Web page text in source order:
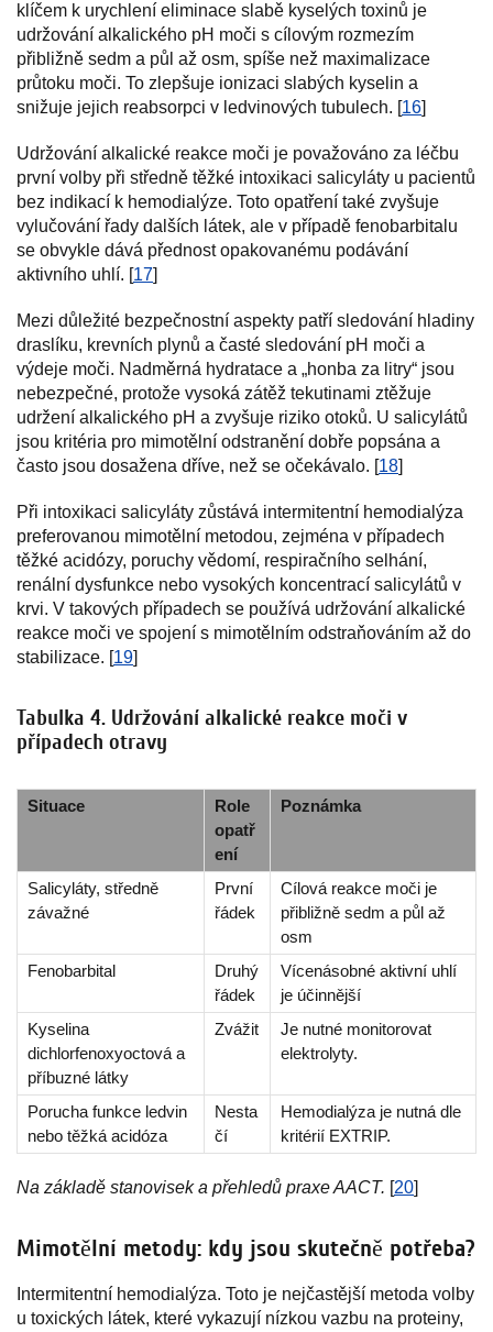
klíčem k urychlení eliminace slabě kyselých toxinů je
udržování alkalického pH moči s cílovým rozmezím
přibližně sedm a půl až osm, spíše než maximalizace
průtoku moči. To zlepšuje ionizaci slabých kyselin a
snižuje jejich reabsorpci v ledvinových tubulech. [16]
Udržování alkalické reakce moči je považováno za léčbu
první volby při středně těžké intoxikaci salicyláty u pacientů
bez indikací k hemodialýze. Toto opatření také zvyšuje
vylučování řady dalších látek, ale v případě fenobarbitalu
se obvykle dává přednost opakovanému podávání
aktivního uhlí. [17]
Mezi důležité bezpečnostní aspekty patří sledování hladiny
draslíku, krevních plynů a časté sledování pH moči a
výdeje moči. Nadměrná hydratace a „honba za litry“ jsou
nebezpečné, protože vysoká zátěž tekutinami ztěžuje
udržení alkalického pH a zvyšuje riziko otoků. U salicylátů
jsou kritéria pro mimotělní odstranění dobře popsána a
často jsou dosažena dříve, než se očekávalo. [18]
Při intoxikaci salicyláty zůstává intermitentní hemodialýza
preferovanou mimotělní metodou, zejména v případech
těžké acidózy, poruchy vědomí, respiračního selhání,
renální dysfunkce nebo vysokých koncentrací salicylátů v
krvi. V takových případech se používá udržování alkalické
reakce moči ve spojení s mimotělním odstraňováním až do
stabilizace. [19]
Tabulka 4. Udržování alkalické reakce moči v
případech otravy
Situace
Role
opatř
ení
Poznámka
Salicyláty, středně
závažné
První
řádek
Cílová reakce moči je
přibližně sedm a půl až
osm
Fenobarbital
Druhý
řádek
Vícenásobné aktivní uhlí
je účinnější
Kyselina
dichlorfenoxyoctová a
příbuzné látky
Zvážit
Je nutné monitorovat
elektrolyty.
Porucha funkce ledvin
nebo těžká acidóza
Nesta
čí
Hemodialýza je nutná dle
kritérií EXTRIP.
Na základě stanovisek a přehledů praxe AACT. [20]
Mimotělní metody: kdy jsou skutečně potřeba?
Intermitentní hemodialýza. Toto je nejčastější metoda volby
u toxických látek, které vykazují nízkou vazbu na proteiny,